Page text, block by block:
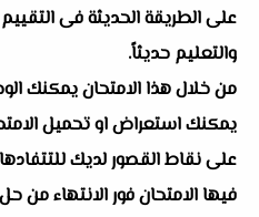
على الطريقة الحديثة فى التقييم
والتعليم حديثاً.
من خلال هذا الامتحان يمكنك
يمكنك استعراض او تحميل
على نقاط القصور لديك للتتفادها
فيها الامتحان فور الانتهاء من